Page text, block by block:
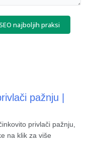
najboljih praksi
pažnju |
privlači pažnju,
na klik za više